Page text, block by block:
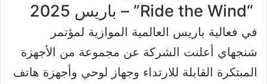
“Ride the Wind” – باريس 2025
في فعالية باريس العالمية الموازية لمؤتمر
شنجهاي أعلنت الشركة عن مجموعة من الأجهزة
المبتكرة القابلة للارتداء وجهاز لوحي وأجهزة هاتف